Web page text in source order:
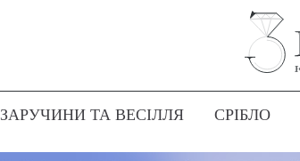
ЗАРУЧИНИ ТА ВЕСІЛЛЯ СРІБЛО